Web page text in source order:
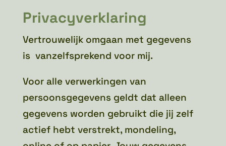
Privacyverklaring
Vertrouwelijk omgaan met gegevens
is vanzelfsprekend voor mij.
Voor alle verwerkingen van
persoonsgegevens geldt dat alleen
gegevens worden gebruikt die jij zelf
actief hebt verstrekt, mondeling,